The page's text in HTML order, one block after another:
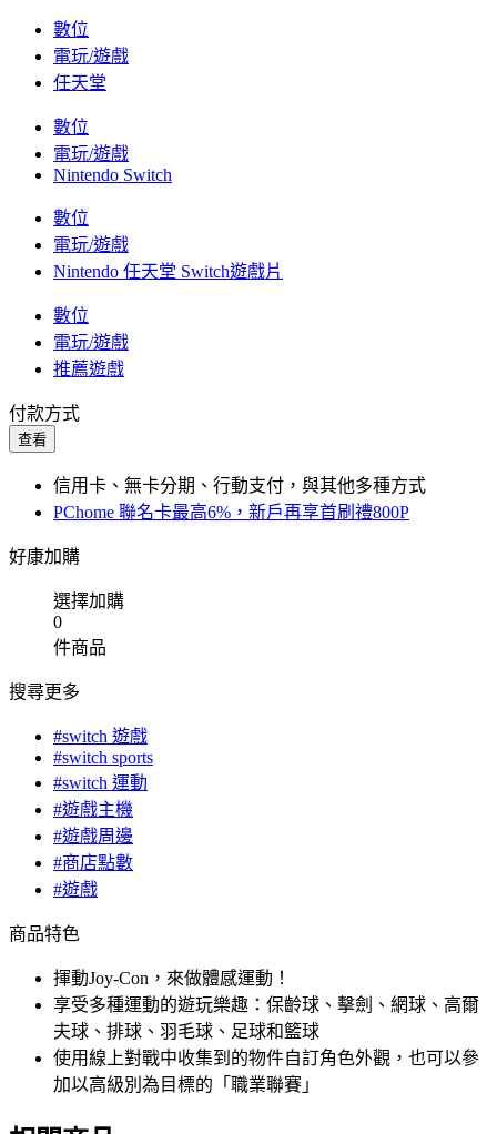
數位
電玩/遊戲
任天堂
數位
電玩/遊戲
Nintendo Switch
數位
電玩/遊戲
Nintendo 任天堂 Switch遊戲片
數位
電玩/遊戲
推薦遊戲
付款方式
查看
信用卡、無卡分期、行動支付，與其他多種方式
PChome 聯名卡最高6%，新戶再享首刷禮800P
好康加購
選擇加購
0
件商品
搜尋更多
#switch 遊戲
#switch sports
#switch 運動
#遊戲主機
#遊戲周邊
#商店點數
#遊戲
商品特色
揮動Joy-Con，來做體感運動！
享受多種運動的遊玩樂趣：保齡球、擊劍、網球、高爾
夫球、排球、羽毛球、足球和籃球
使用線上對戰中收集到的物件自訂角色外觀，也可以參
加以高級別為目標的「職業聯賽」